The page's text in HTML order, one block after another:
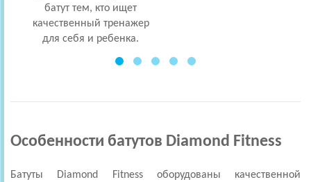
батут тем, кто ищет
качественный тренажер
для себя и ребенка.
Особенности батутов Diamond Fitness
Батуты Diamond Fitness оборудованы качественной